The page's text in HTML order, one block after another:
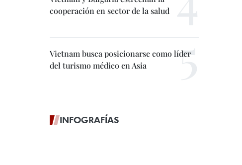
cooperación en sector de la salud
Vietnam busca posicionarse como líder
del turismo médico en Asia
INFOGRAFÍAS